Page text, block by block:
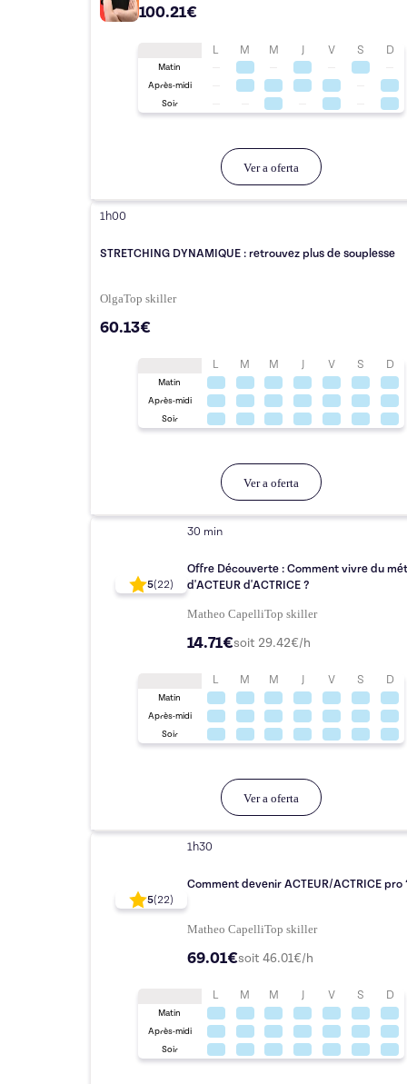
100.21€
L M M J V S D
Matin
Après-midi
Soir
Ver a oferta
1h00
STRETCHING DYNAMIQUE : retrouvez plus de souplesse
OlgaTop skiller
60.13€
L M M J V S D
Matin
Après-midi
Soir
Ver a oferta
5(22)
30 min
Offre Découverte : Comment vivre du
d'ACTEUR d'ACTRICE ?
Matheo CapelliTop skiller
14.71€soit 29.42€/h
L M M J V S D
Matin
Après-midi
Soir
Ver a oferta
5(22)
1h30
Comment devenir ACTEUR/ACTRICE pro
Matheo CapelliTop skiller
69.01€soit 46.01€/h
L M M J V S D
Matin
Après-midi
Soir